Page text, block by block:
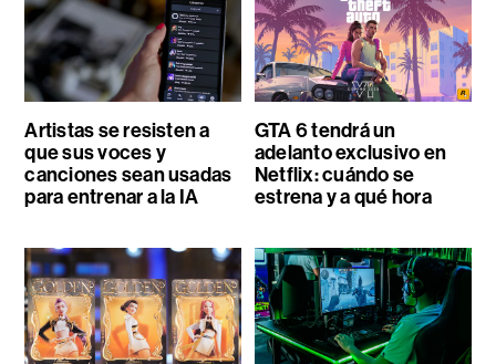
Artistas se resisten a
que sus voces y
canciones sean usadas
para entrenar a la IA
GTA 6 tendrá un
adelanto exclusivo en
Netflix: cuándo se
estrena y a qué hora